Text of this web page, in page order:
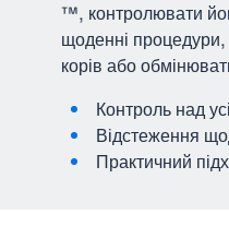
™, контролювати
щоденні
корів або
Контроль над
Відстеження
Практичний